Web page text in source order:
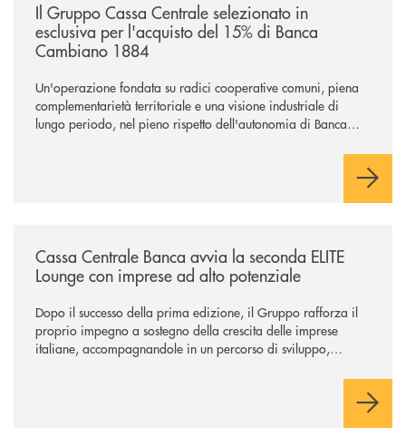
Il Gruppo Cassa Centrale selezionato in
esclusiva per l'acquisto del 15% di Banca
Cambiano 1884
Un'operazione fondata su radici cooperative comuni, piena
complementarietà territoriale e una visione industriale di
lungo periodo, nel pieno rispetto dell'autonomia di Banca
negoziazione esclusiva per la finalizzazione dell’operazione.
Cassa Centrale Banca avvia la seconda ELITE
Lounge con imprese ad alto potenziale
Dopo il successo della prima edizione, il Gruppo rafforza il
proprio impegno a sostegno della crescita delle imprese
italiane, accompagnandole in un percorso di sviluppo,